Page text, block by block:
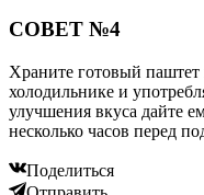
СОВЕТ №4
Храните готовый паштет
холодильнике и
улучшения вкуса дайте
несколько часов перед
Поделиться